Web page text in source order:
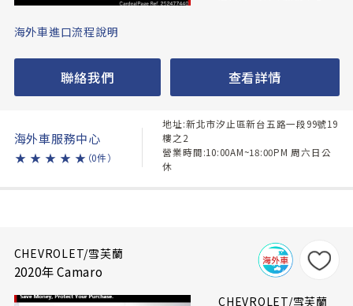
海外車進口流程說明
聯絡我們 查看詳情
海外車服務中心
★ ★ ★ ★ ★ （0件）
地址:新北市汐止區新台五路一段99號19
樓之2
營業時間:10:00AM~18:00PM 周六日公
休
CHEVROLET/雪芙蘭
2020年 Camaro
CHEVROLET/雪芙蘭